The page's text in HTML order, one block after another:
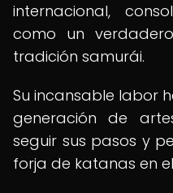
internacional,
como un
tradición samurái.
Su incansable labor
generación de
seguir sus pasos y
forja de katanas en el